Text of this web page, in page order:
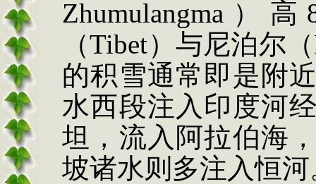
Zhumulangma ）高
（Tibet）与尼泊尔（
的积雪通常即是附
水西段注入印度河
坦，流入阿拉伯海
坡诸水则多注入恒河